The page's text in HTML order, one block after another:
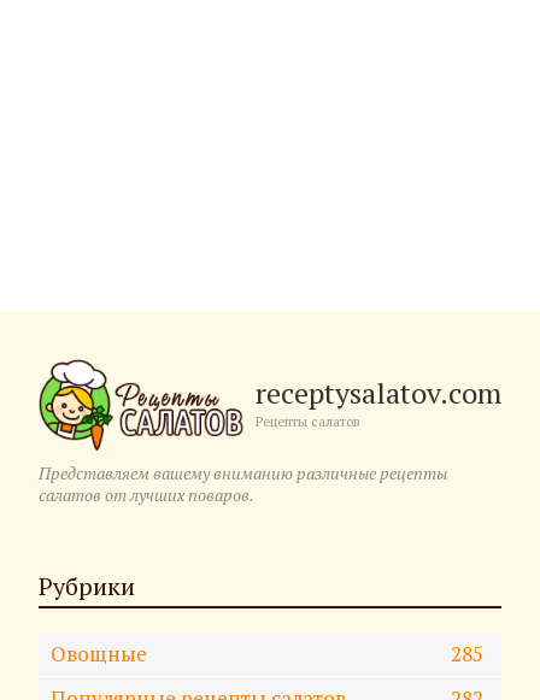
receptysalatov.com
Рецепты салатов
Представляем вашему вниманию различные рецепты
салатов от лучших поваров.
Рубрики
Овощные
285